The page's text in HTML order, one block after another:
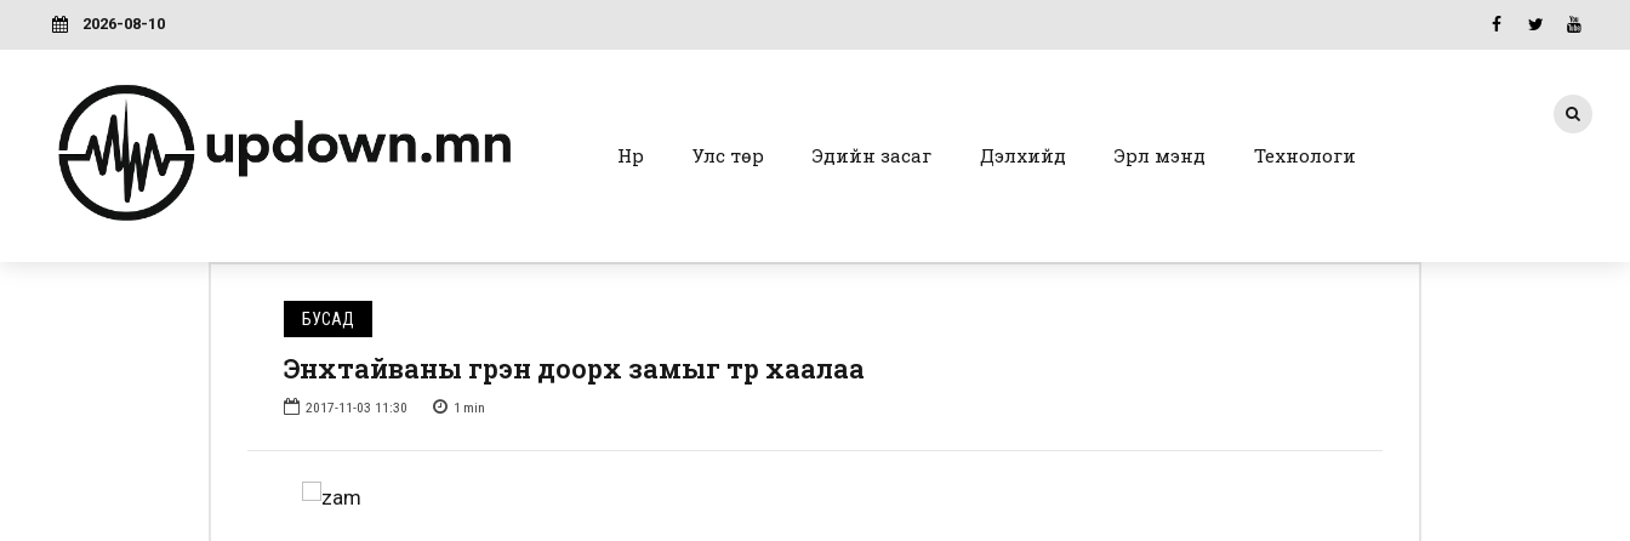
2026-08-10
Нүүр Улс төр Эдийн засаг Дэлхийд Эрүүл мэнд Технологи
БУСАД
Энхтайваны гүүрэн доорх замыг түр хаалаа
2017-11-03 11:30 1 min